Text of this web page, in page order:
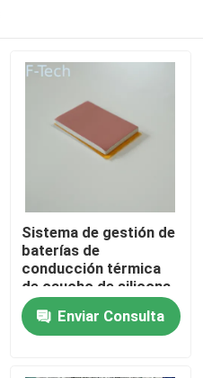
Sistema de gestión de
baterías de
conducción térmica
de caucho de silicona
de alta resistividad
Enviar Consulta